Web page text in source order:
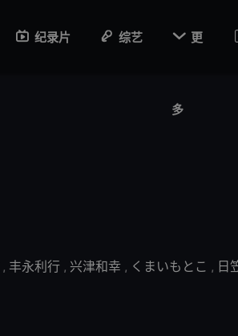
纪录片 综艺  更
多
, 丰永利行 , 兴津和幸 , くまいもとこ , 日